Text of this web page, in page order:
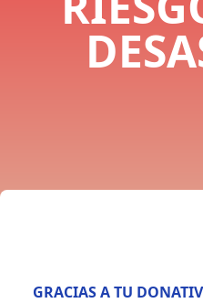
GRACIAS A TU